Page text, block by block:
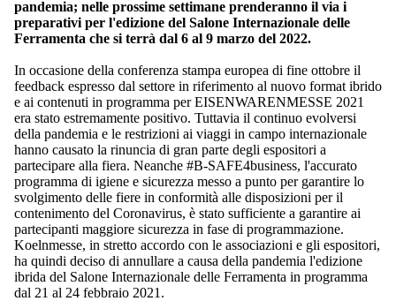
pandemia; nelle prossime settimane prenderanno il via i
preparativi per l'edizione del Salone Internazionale delle
Ferramenta che si terrà dal 6 al 9 marzo del 2022.
In occasione della conferenza stampa europea di fine ottobre il
feedback espresso dal settore in riferimento al nuovo format ibrido
e ai contenuti in programma per EISENWARENMESSE 2021
era stato estremamente positivo. Tuttavia il continuo evolversi
della pandemia e le restrizioni ai viaggi in campo internazionale
hanno causato la rinuncia di gran parte degli espositori a
partecipare alla fiera. Neanche #B-SAFE4business, l'accurato
programma di igiene e sicurezza messo a punto per garantire lo
svolgimento delle fiere in conformità alle disposizioni per il
contenimento del Coronavirus, è stato sufficiente a garantire ai
partecipanti maggiore sicurezza in fase di programmazione.
Koelnmesse, in stretto accordo con le associazioni e gli espositori,
ha quindi deciso di annullare a causa della pandemia l'edizione
ibrida del Salone Internazionale delle Ferramenta in programma
dal 21 al 24 febbraio 2021.